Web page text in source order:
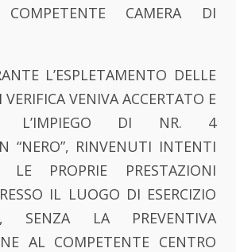
CAMERA DI
L’ESPLETAMENTO DELLE
VENIVA ACCERTATO E
L’IMPIEGO DI NR. 4
“NERO”, RINVENUTI INTENTI
LE PROPRIE PRESTAZIONI
IL LUOGO DI ESERCIZIO
SENZA LA PREVENTIVA
AL COMPETENTE CENTRO